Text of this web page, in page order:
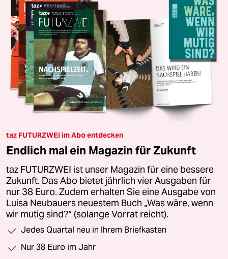
taz FUTURZWEI im Abo entdecken
Endlich mal ein Magazin für Zukunft
taz FUTURZWEI ist unser Magazin für eine bessere
Zukunft. Das Abo bietet jährlich vier Ausgaben für
nur 38 Euro. Zudem erhalten Sie eine Ausgabe von
Luisa Neubauers neuestem Buch „Was wäre, wenn
wir mutig sind?“ (solange Vorrat reicht).
Jedes Quartal neu in Ihrem Briefkasten
Nur 38 Euro im Jahr